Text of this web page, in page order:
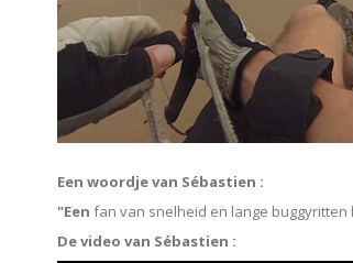
Een woordje van Sébastien :
"Een fan van snelheid en lange buggyritten
De video van Sébastien :